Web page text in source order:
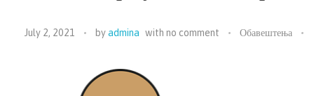
July 2, 2021 byadmina with no comment Обавештења